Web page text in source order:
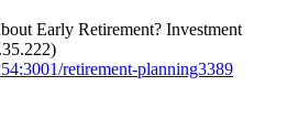
Early Retirement? Investment
retirement-planning3389